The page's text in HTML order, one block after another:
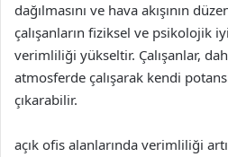
dağılmasını ve hava akışının
çalışanların fiziksel ve psikolojik
verimliliği yükseltir. Çalışanlar,
atmosferde çalışarak kendi
çıkarabilir.
açık ofis alanlarında verimliliği